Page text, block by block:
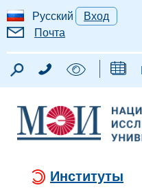
Русский
Вход
Почта
Институты